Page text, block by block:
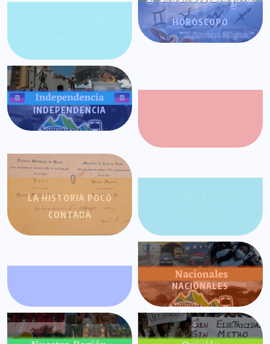
HORÓSCOPO
INDEPENDENCIA
LA HISTORIA POCO
CONTADA
NACIONALES